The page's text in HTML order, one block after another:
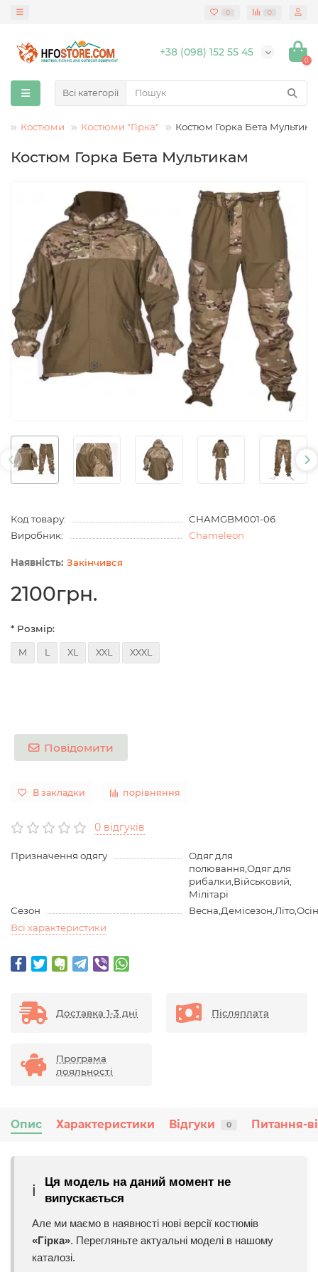
0 0
+38 (098) 152 55 45
0
Всі категорії
Костюми Костюми "Гірка" Костюм Горка Бета
Костюм Горка Бета Мультикам
Код товару:
CHAMGBM001-06
Виробник:
Chameleon
Закінчився
2100грн.
* Розмір:
M L XL XXL XXXL
Повідомити
В закладки порівняння
0 відгуків
Призначення одягу
Одяг для
полювання,Одяг для
рибалки,Військовий,
Мілітарі
Сезон
Всі характеристики
Доставка 1-3 дні Післяплата
Програма
лояльності
Опис Характеристики Відгуки 0 Питання-
ℹ️
Ця модель на даний момент не
випускається
Але ми маємо в наявності нові версії костюмів
«Гірка». Перегляньте актуальні моделі в нашому
каталозі.